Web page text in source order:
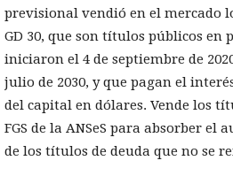
previsional vendió en el mercado
GD 30, que son títulos públicos en
iniciaron el 4 de septiembre de
julio de 2030, y que pagan el
del capital en dólares. Vende los
FGS de la ANSeS para absorber el
de los títulos de deuda que no se